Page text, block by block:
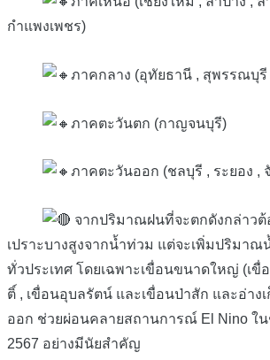
กำแพงเพชร)
ภาคกลาง (อุทัยธานี , สุพรรณบุ
ภาคตะวันตก (กาญจนบุรี)
ภาคตะวันออก (ชลบุรี , ระยอง ,
จากปริมาณฝนที่จะตกดังกล่าวต้
เปราะบางสูงจากน้ำท่วม แต่จะเพิ่มปริมา
ทั่วประเทศ โดยเฉพาะเขื่อนขนาดใหญ่ (เขื่
ติ์ , เขื่อนอุบลรัตน์ และเขื่อนป่าสัก และอ่าง
ออก ช่วยผ่อนคลายสถานการณ์ El Nino ใ
2567 อย่างมีนัยสำคัญ